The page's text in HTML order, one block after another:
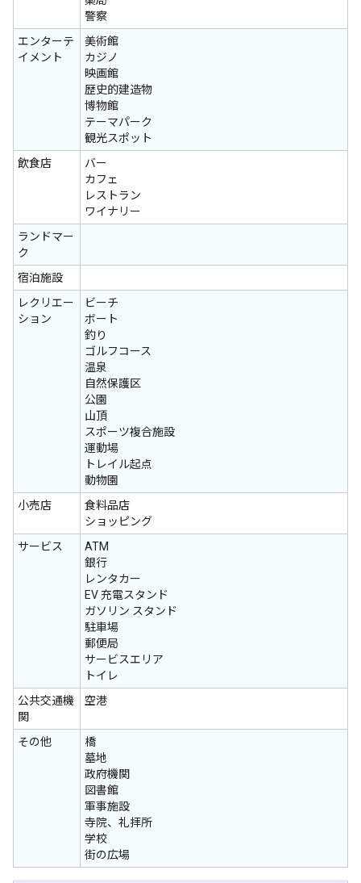
警察
エンターテ
イメント
美術館
カジノ
映画館
歴史的建造物
博物館
テーマパーク
観光スポット
飲食店
バー
カフェ
レストラン
ワイナリー
ランドマー
ク
宿泊施設
レクリエー
ション
ビーチ
ボート
釣り
ゴルフコース
温泉
自然保護区
公園
山頂
スポーツ複合施設
運動場
トレイル起点
動物園
小売店
食料品店
ショッピング
サービス
ATM
銀行
レンタカー
EV 充電スタンド
ガソリン スタンド
駐車場
郵便局
サービスエリア
トイレ
公共交通機
関
空港
その他
橋
墓地
政府機関
図書館
軍事施設
寺院、礼拝所
学校
街の広場